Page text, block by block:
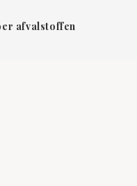
afvalstoffen